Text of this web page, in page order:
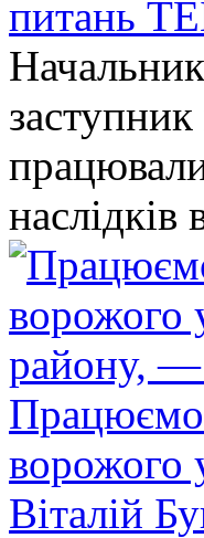
питань
Працюємо
ворожого
Віталій